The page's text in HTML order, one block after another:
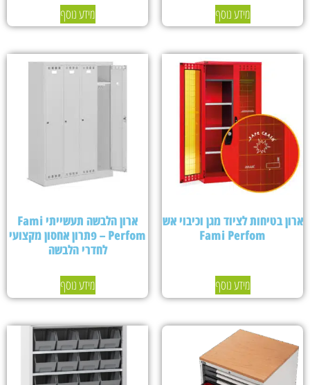
מידע נוסף מידע נוסף
ארון בטיחות לציוד מגן וכיבוי אש
Fami Perfom
מידע נוסף
ארון הלבשה תעשייתי Fami
Perfom – פתרון אחסון מקצועי
לחדרי הלבשה
מידע נוסף